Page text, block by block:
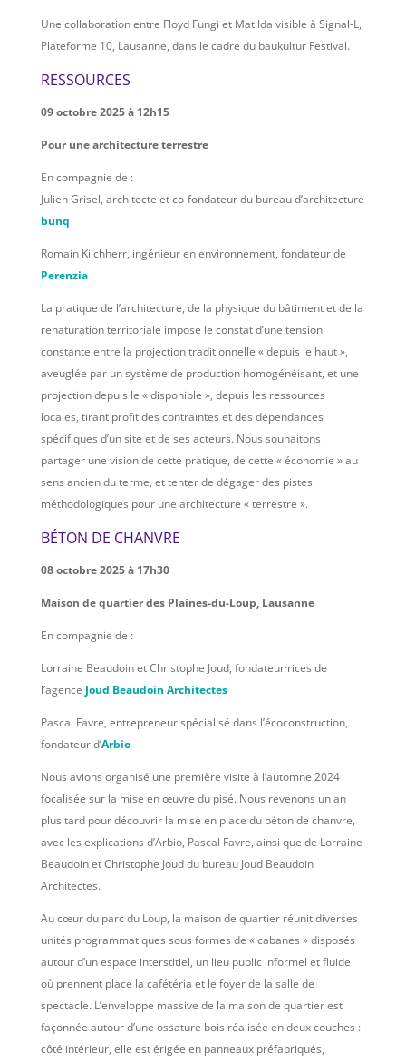
Une collaboration entre Floyd Fungi et Matilda visible à Signal-L,
Plateforme 10, Lausanne, dans le cadre du baukultur Festival.
RESSOURCES
09 octobre 2025 à 12h15
Pour une architecture terrestre
En compagnie de :
Julien Grisel, architecte et co-fondateur du bureau d’architecture
bunq
Romain Kilchherr, ingénieur en environnement, fondateur de
Perenzia
La pratique de l’architecture, de la physique du bâtiment et de la
renaturation territoriale impose le constat d’une tension
constante entre la projection traditionnelle « depuis le haut »,
aveuglée par un système de production homogénéisant, et une
projection depuis le « disponible », depuis les ressources
locales, tirant profit des contraintes et des dépendances
spécifiques d’un site et de ses acteurs. Nous souhaitons
partager une vision de cette pratique, de cette « économie » au
sens ancien du terme, et tenter de dégager des pistes
méthodologiques pour une architecture « terrestre ».
BÉTON DE CHANVRE
08 octobre 2025 à 17h30
Maison de quartier des Plaines-du-Loup, Lausanne
En compagnie de :
Lorraine Beaudoin et Christophe Joud, fondateur·rices de
l’agence Joud Beaudoin Architectes
Pascal Favre, entrepreneur spécialisé dans l’écoconstruction,
fondateur d’Arbio
Nous avions organisé une première visite à l’automne 2024
focalisée sur la mise en œuvre du pisé. Nous revenons un an
plus tard pour découvrir la mise en place du béton de chanvre,
avec les explications d’Arbio, Pascal Favre, ainsi que de Lorraine
Beaudoin et Christophe Joud du bureau Joud Beaudoin
Architectes.
Au cœur du parc du Loup, la maison de quartier réunit diverses
unités programmatiques sous formes de « cabanes » disposés
autour d’un espace interstitiel, un lieu public informel et fluide
où prennent place la cafétéria et le foyer de la salle de
spectacle. L’enveloppe massive de la maison de quartier est
façonnée autour d’une ossature bois réalisée en deux couches :
côté intérieur, elle est érigée en panneaux préfabriqués,